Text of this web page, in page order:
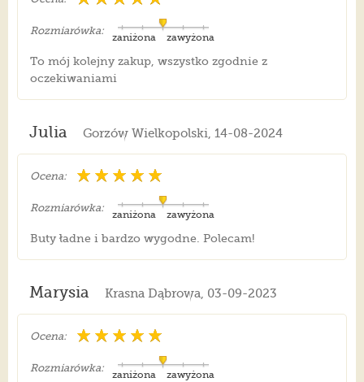
Rozmiarówka:
zawyżona
zaniżona
To mój kolejny zakup, wszystko zgodnie z
oczekiwaniami
Julia Gorzów Wielkopolski, 14-08-2024
Ocena:
Rozmiarówka:
zawyżona
zaniżona
Buty ładne i bardzo wygodne. Polecam!
Marysia Krasna Dąbrowa, 03-09-2023
Ocena:
Rozmiarówka:
zawyżona
zaniżona